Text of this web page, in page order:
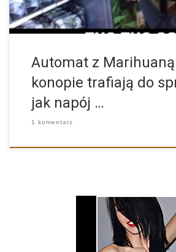
Automat z
konopie trafiają do
jak napój …
1 komentarz